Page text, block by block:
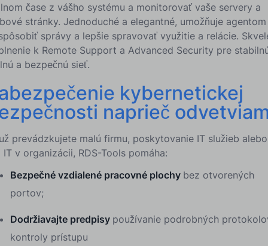
čase z vášho systému a monitorovať vaše servery a
stránky. Jednoduché a elegantné, umožňuje agentom
správy a lepšie spravovať využitie a relácie.
k Remote Support a Advanced Security pre
a bezpečnú sieť.
kybernetickej
naprieč
prevádzkujete malú firmu, poskytovanie IT služieb alebo
IT v organizácii, RDS-Tools pomáha:
Bezpečné vzdialené pracovné plochy bez otvorených
portov;
Dodržiavajte predpisy používanie podrobných
kontroly prístupu